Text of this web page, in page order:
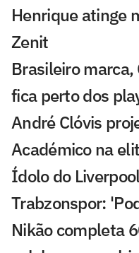
Henrique atinge
Zenit
Brasileiro marca,
fica perto dos
André Clóvis
Académico na
Ídolo do
Trabzonspor:
Nikão completa